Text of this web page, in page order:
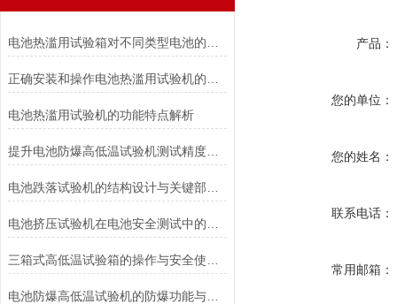
电池热滥用试验机的功能特点解析
提升电池防爆高低温试验机测试精度的技巧
电池防爆高低温试验机的防爆功能与安全保障说明
产品：
您的单位：
您的姓名：
联系电话：
常用邮箱：